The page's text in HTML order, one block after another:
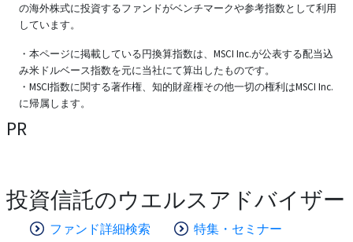
の海外株式に投資するファンドがベンチマークや参考指数として利用
しています。
・本ページに掲載している円換算指数は、MSCI Inc.が公表する配当込
み米ドルベース指数を元に当社にて算出したものです。
・MSCI指数に関する著作権、知的財産権その他一切の権利はMSCI Inc.
に帰属します。
PR
投資信託のウエルスアドバイザー
ファンド詳細検索
特集・セミナー